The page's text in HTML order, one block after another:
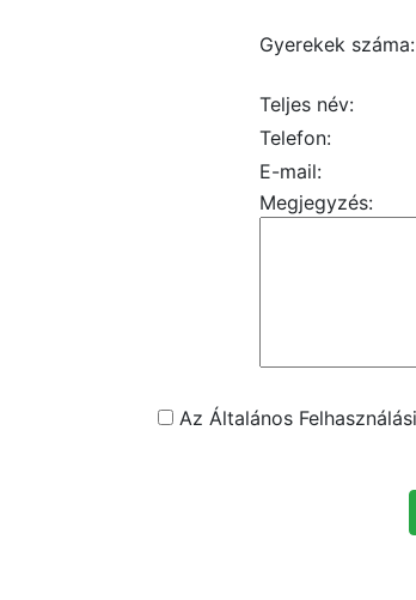
Gyerekek száma:
Teljes név:
Telefon:
E-mail:
Megjegyzés:
Az Általános